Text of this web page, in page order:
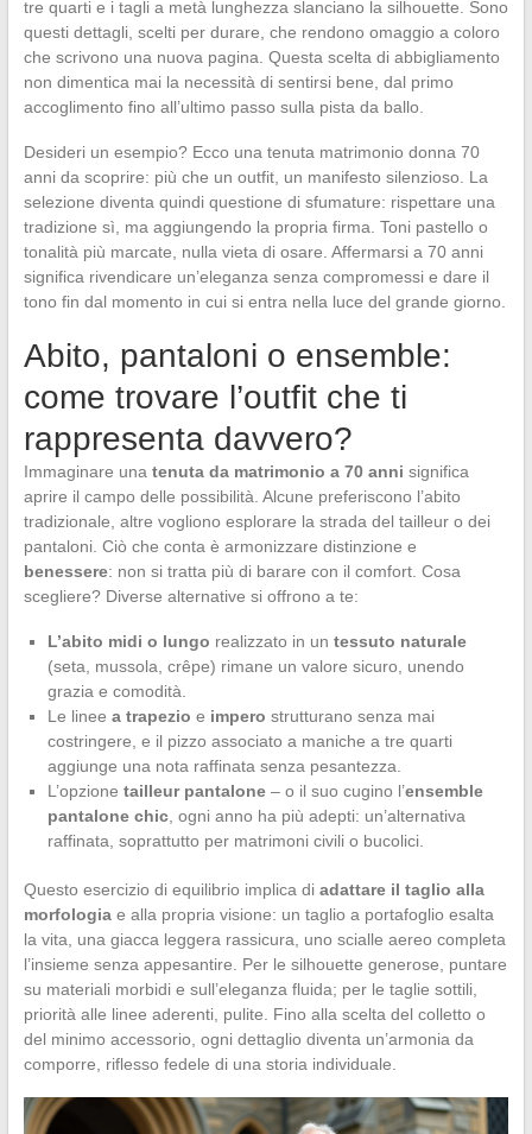
tre quarti e i tagli a metà lunghezza slanciano la silhouette. Sono
questi dettagli, scelti per durare, che rendono omaggio a coloro
che scrivono una nuova pagina. Questa scelta di abbigliamento
non dimentica mai la necessità di sentirsi bene, dal primo
accoglimento fino all’ultimo passo sulla pista da ballo.
Desideri un esempio? Ecco una tenuta matrimonio donna 70
anni da scoprire: più che un outfit, un manifesto silenzioso. La
selezione diventa quindi questione di sfumature: rispettare una
tradizione sì, ma aggiungendo la propria firma. Toni pastello o
tonalità più marcate, nulla vieta di osare. Affermarsi a 70 anni
significa rivendicare un’eleganza senza compromessi e dare il
tono fin dal momento in cui si entra nella luce del grande giorno.
Abito, pantaloni o ensemble:
come trovare l’outfit che ti
rappresenta davvero?
Immaginare una tenuta da matrimonio a 70 anni significa
aprire il campo delle possibilità. Alcune preferiscono l’abito
tradizionale, altre vogliono esplorare la strada del tailleur o dei
pantaloni. Ciò che conta è armonizzare distinzione e
benessere: non si tratta più di barare con il comfort. Cosa
scegliere? Diverse alternative si offrono a te:
L’abito midi o lungo realizzato in un tessuto naturale
(seta, mussola, crêpe) rimane un valore sicuro, unendo
grazia e comodità.
Le linee a trapezio e impero strutturano senza mai
costringere, e il pizzo associato a maniche a tre quarti
aggiunge una nota raffinata senza pesantezza.
L’opzione tailleur pantalone– o il suo cugino l’ensemble
pantalone chic, ogni anno ha più adepti: un’alternativa
raffinata, soprattutto per matrimoni civili o bucolici.
Questo esercizio di equilibrio implica di adattare il taglio alla
morfologiae alla propria visione: un taglio a portafoglio esalta
la vita, una giacca leggera rassicura, uno scialle aereo completa
l’insieme senza appesantire. Per le silhouette generose, puntare
su materiali morbidi e sull’eleganza fluida; per le taglie sottili,
priorità alle linee aderenti, pulite. Fino alla scelta del colletto o
del minimo accessorio, ogni dettaglio diventa un’armonia da
comporre, riflesso fedele di una storia individuale.